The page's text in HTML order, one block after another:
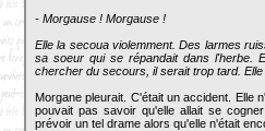
- Morgause ! Morgause !
Elle la secoua violemment. Des larmes
sa soeur qui se répandait dans l'herbe.
chercher du secours, il serait trop tard.
Morgane pleurait. C'était un accident. Elle
pouvait pas savoir qu'elle allait se
prévoir un tel drame alors qu'elle n'était